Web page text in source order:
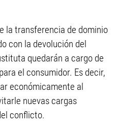
la transferencia de dominio
con la devolución del
quedarán a cargo de
el consumidor. Es decir,
económicamente al
nuevas cargas
conflicto.